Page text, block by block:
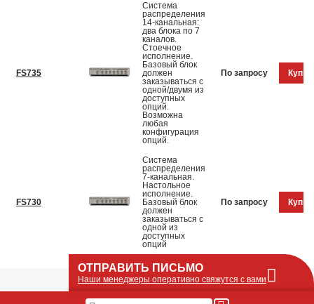
FS735
Система
распределения
14-канальная:
два блока по 7
каналов.
Стоечное
исполнение.
Базовый блок
должен
заказываться с
одной/двумя из
доступных
опций.
Возможна
любая
конфигурация
опций.
По запросу
FS730
Система
распределения
7-канальная.
Настольное
исполнение.
Базовый блок
должен
заказываться с
одной из
доступных
опций
По запросу
ОТПРАВИТЬ ПИСЬМО
Наши менеджеры оперативно свяжутся с вами